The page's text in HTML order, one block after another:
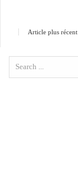
Article plus récent